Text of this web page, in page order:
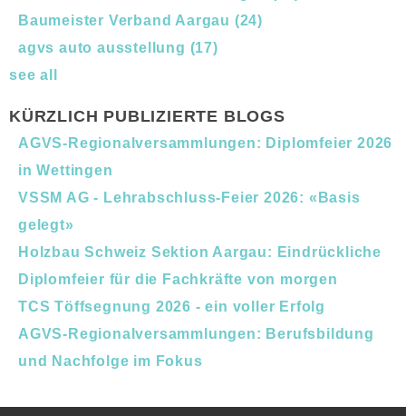
Baumeister Verband Aargau (24)
agvs auto ausstellung (17)
see all
KÜRZLICH PUBLIZIERTE BLOGS
AGVS-Regionalversammlungen: Diplomfeier 2026
in Wettingen
VSSM AG - Lehrabschluss-Feier 2026: «Basis
gelegt»
Holzbau Schweiz Sektion Aargau: Eindrückliche
Diplomfeier für die Fachkräfte von morgen
TCS Töffsegnung 2026 - ein voller Erfolg
AGVS-Regionalversammlungen: Berufsbildung
und Nachfolge im Fokus